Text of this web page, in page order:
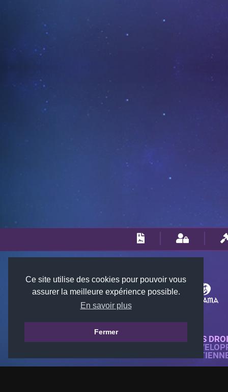
Ce site utilise des cookies pour pouvoir vous
assurer la meilleure expérience possible.
En savoir plus
Fermer
© 2018-2026 KTARENA. TOUS
SITE WEB ENTIÈREMENT
TOUTES LES IMAGES